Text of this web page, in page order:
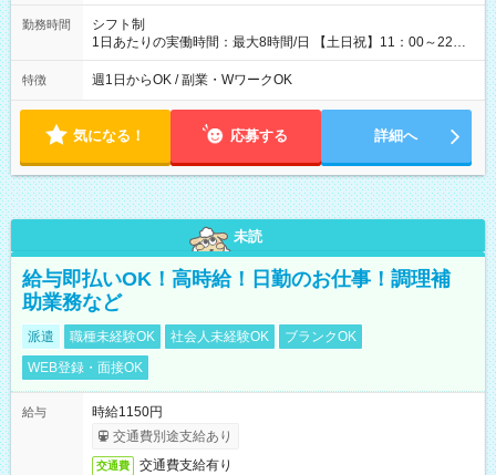
勤務時間
シフト制
1日あたりの実働時間：最大8時間/日 【土日祝】11：00～22：
00/実働6～8時間 週1～2日勤務相談可 【勤務期間】6か月以上
特徴 週1日からOK / 副業・WワークOK
気になる！ 応募する 詳細へ
未読
給与即払いOK！高時給！日勤のお仕事！調理補
助業務など
派遣 職種未経験OK 社会人未経験OK
ブランクOK
WEB登録・面接OK
給与
時給1150円
交通費別途支給あり
交通費 交通費支給有り